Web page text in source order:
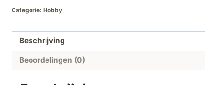
Art
Sieraden
hoeveelheid
Categorie: Hobby
Beschrijving
Beoordelingen (0)